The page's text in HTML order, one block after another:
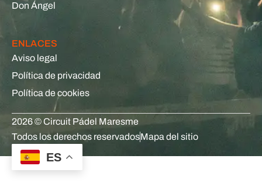
Don Ángel
ENLACES
Aviso legal
Política de privacidad
Política de cookies
2026 © Circuit Pádel Maresme
Todos los derechos reservadosMapa del sitio
ES